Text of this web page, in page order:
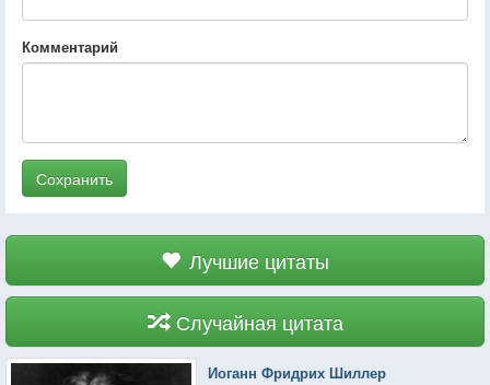
Комментарий
Сохранить
Лучшие цитаты
Случайная цитата
Иоганн Фридрих Шиллер